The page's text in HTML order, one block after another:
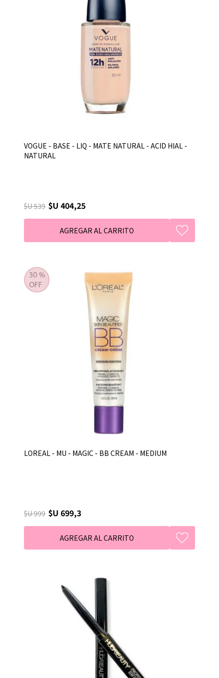
VOGUE - BASE - LIQ - MATE NATURAL - ACID HIAL -
NATURAL
$U 539 $U 404,25
LOREAL - MU - MAGIC - BB CREAM - MEDIUM
$U 999 $U 699,3